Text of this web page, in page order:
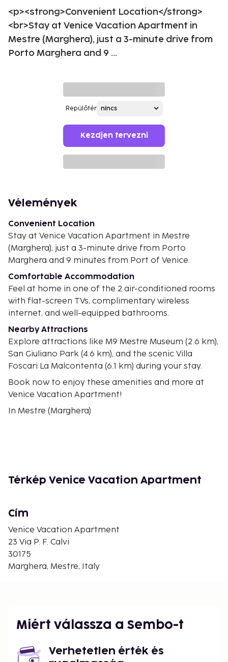
<p><strong>Convenient Location</strong>
<br>Stay at Venice Vacation Apartment in
Mestre (Marghera), just a 3-minute drive from
Porto Marghera and 9 ...
Repülőtér
Kezdjen tervezni
Vélemények
Convenient Location
Stay at Venice Vacation Apartment in Mestre
(Marghera), just a 3-minute drive from Porto
Marghera and 9 minutes from Port of Venice.
Comfortable Accommodation
Feel at home in one of the 2 air-conditioned rooms
with flat-screen TVs, complimentary wireless
internet, and well-equipped bathrooms.
Nearby Attractions
Explore attractions like M9 Mestre Museum (2.6 km),
San Giuliano Park (4.6 km), and the scenic Villa
Foscari La Malcontenta (6.1 km) during your stay.
Book now to enjoy these amenities and more at
Venice Vacation Apartment!
In Mestre (Marghera)
Térkép Venice Vacation Apartment
Cím
Venice Vacation Apartment
23 Via P. F. Calvi
30175
Marghera, Mestre, Italy
Miért válassza a Sembo-t
Verhetetlen érték és